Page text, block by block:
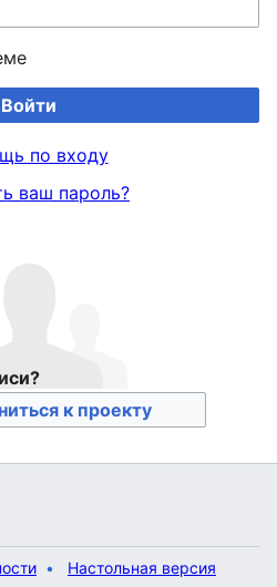
Войти
по входу
ваш пароль?
к проекту
Настольная версия